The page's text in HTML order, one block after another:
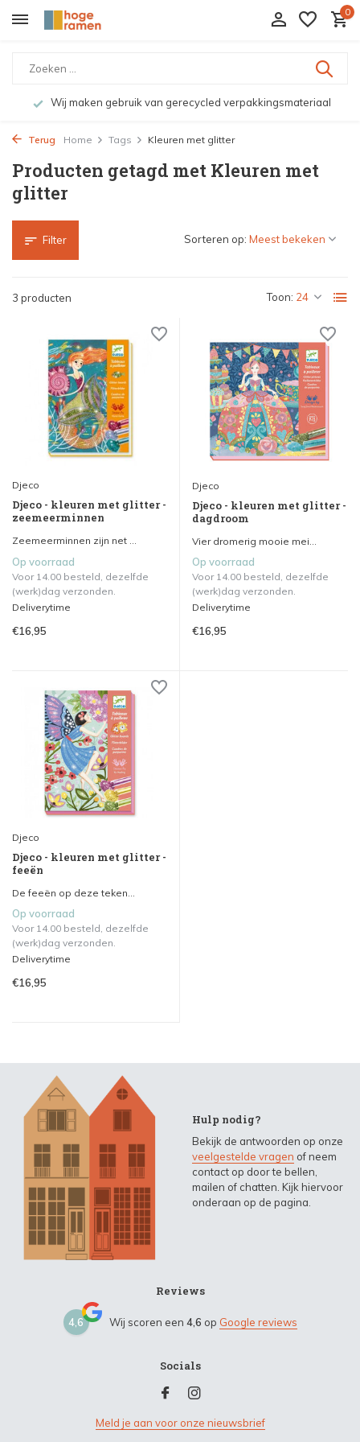
0
Wij maken gebruik van gerecycled verpakkingsmateriaal
Terug Home Tags Kleuren met glitter
Producten getagd met Kleuren met
glitter
Filter
3 producten Toon:
Sorteren op:
Djeco
Djeco - kleuren met glitter -
zeemeerminnen
Zeemeerminnen zijn net ...
Op voorraad
Voor 14.00 besteld, dezelfde
(werk)dag verzonden.
Deliverytime
€16,95
Djeco
Djeco - kleuren met glitter -
dagdroom
Vier dromerig mooie mei...
Op voorraad
Voor 14.00 besteld, dezelfde
(werk)dag verzonden.
Deliverytime
€16,95
Djeco
Djeco - kleuren met glitter -
feeën
De feeën op deze teken...
Op voorraad
Voor 14.00 besteld, dezelfde
(werk)dag verzonden.
Deliverytime
€16,95
Hulp nodig?
Bekijk de antwoorden op onze
veelgestelde vragen of neem
contact op door te bellen,
mailen of chatten. Kijk hiervoor
onderaan op de pagina.
Reviews
4,6 Wij scoren een 4,6 op Google reviews
Socials
Meld je aan voor onze nieuwsbrief